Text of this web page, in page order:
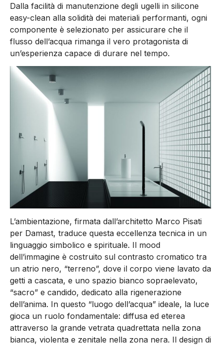
Dalla facilità di manutenzione degli ugelli in silicone
easy-clean alla solidità dei materiali performanti, ogni
componente è selezionato per assicurare che il
flusso dell’acqua rimanga il vero protagonista di
un’esperienza capace di durare nel tempo.
L’ambientazione, firmata dall’architetto Marco Pisati
per Damast, traduce questa eccellenza tecnica in un
linguaggio simbolico e spirituale. Il mood
dell’immagine è costruito sul contrasto cromatico tra
un atrio nero, “terreno”, dove il corpo viene lavato da
getti a cascata, e uno spazio bianco sopraelevato,
“sacro” e candido, dedicato alla rigenerazione
dell’anima. In questo “luogo dell’acqua” ideale, la luce
gioca un ruolo fondamentale: diffusa ed eterea
attraverso la grande vetrata quadrettata nella zona
bianca, violenta e zenitale nella zona nera. Il design di